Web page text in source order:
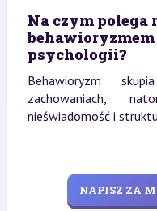
Na czym polega
psychologii?
Behawioryzm
zachowaniach,
nieświadomość i
NAPISZ ZA